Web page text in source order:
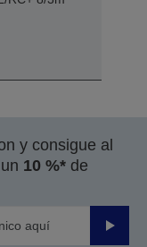
y consigue al
10 %* de
Enviar